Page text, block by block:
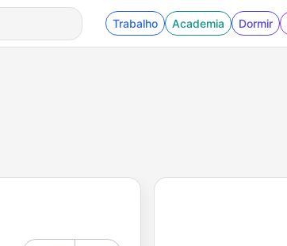
Trabalho Academia Dormir